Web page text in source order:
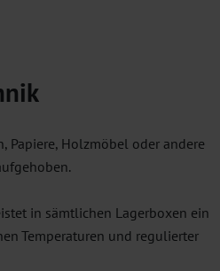
Papiere, Holzmöbel oder andere
in sämtlichen Lagerboxen ein
Temperaturen und regulierter